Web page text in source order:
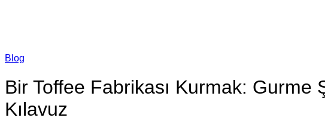
Blog
Bir Toffee Fabrikası Kurmak: Gurme
Kılavuz